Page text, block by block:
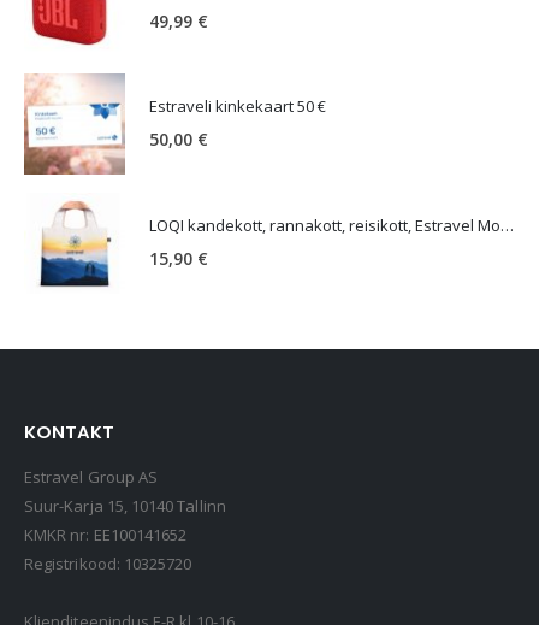
49,99 €
Estraveli kinkekaart 50 €
50,00 €
LOQI kandekott, rannakott, reisikott, Estravel Mountain Bag
15,90 €
KONTAKT
Estravel Group AS
Suur-Karja 15, 10140 Tallinn
KMKR nr: EE100141652
Registrikood: 10325720